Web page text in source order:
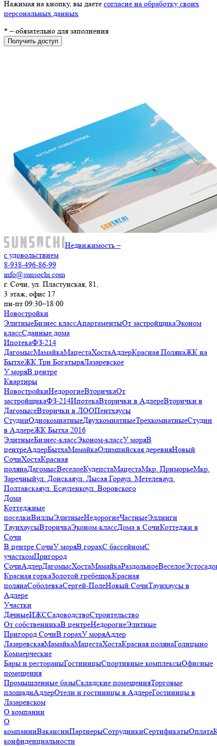
Нажимая на кнопку, вы даете согласие на обработку своих
персональных данных
* – обязательно для заполнения
Получить доступ
Недвижимость –
с удовольствием
8-938-496-86-99
info@sunsochi.com
г. Сочи, ул. Пластунская, 81,
3 этаж, офис 17
пн-пт 09:30–18:00
Новостройки
ЭлитныеБизнес классАпартаментыОт застройщикаЭконом
классСданные дома
ИпотекаФЗ-214
ДагомысМамайкаМацестаХостаАдлерКрасная ПолянаЖК на
БытхеЖК Три БогатыряЛазаревское
У моряВ центре
Квартиры
НовостройкиНедорогиеВторичкаОт
застройщикаФЗ-214ИпотекаВторички в АдлереВторички в
ДагомысеВторички в ЛООПентхаусы
СтудииОднокомнатныеДвухкомнатныеТрехкомнатныеСтудии
в АдлереЖК Бытха 2016
ЭлитныеБизнес-классЭконом-классУ моряВ
центреАдлерБытхаМамайкаОлимпийская деревняНовый
СочиХостаКрасная
полянаДагомысВеселоеКудепстаМацестаМкр. ПриморьеМкр.
Заречныйул. Донскаяул. Лысая Гораул. Метелеваул.
Полтавскаяул. Есауленкоул. Воровского
Дома
Коттеджные
поселкиВиллыЭлитныеНедорогиеЧастныеЭллинги
ТаунхаусыВторичкаЭконом-классДома в СочиКоттеджи в
Сочи
В центре СочиУ моряВ горахС бассейномС
участкомПригород
СочиАдлерДагомысХостаМамайкаРаздольноеВеселое
Красная горкаЗолотой гребешокКрасная
полянаСоболевкаСергей-ПолеНовый СочиТаунхаусы в
Адлере
Участки
ДачныеИЖССадоводствоСтроительство
От собственникаВ центреНедорогиеЭлитные
Пригород СочиВ горахУ моряАдлер
ЛазаревскаяМамайкаМацестаХостаКрасная полянаГолицыно
Коммерческие
Бары и рестораныГостиницыСпортивные комплексыОфисные
помещения
Промышленные базыСкладские помещенияТорговые
площадиАдлерОтели и гостиницы в АдлереГостиницы в
Лазаревском
О компании
О
компанииВакансииПартнерыСотрудникиСертификатыОплата
конфиденциальности